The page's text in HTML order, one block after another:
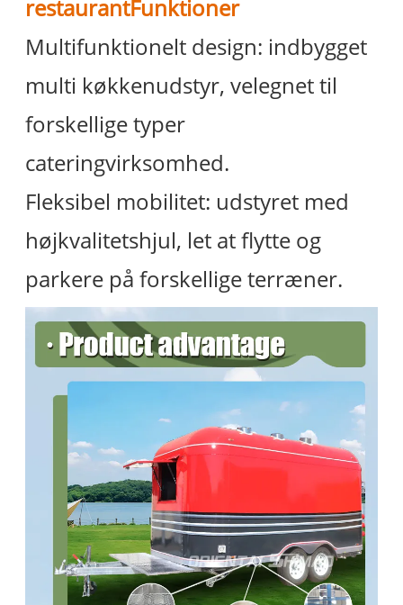
restaurantFunktioner
Multifunktionelt design: indbygget
multi køkkenudstyr, velegnet til
forskellige typer
cateringvirksomhed.
Fleksibel mobilitet: udstyret med
højkvalitetshjul, let at flytte og
parkere på forskellige terræner.